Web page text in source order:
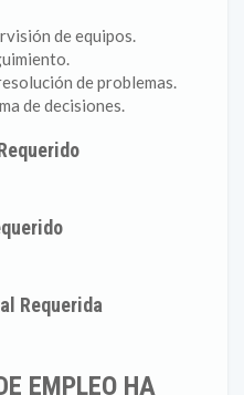
de equipos.
de problemas.
de decisiones.
Requerida
EMPLEO HA